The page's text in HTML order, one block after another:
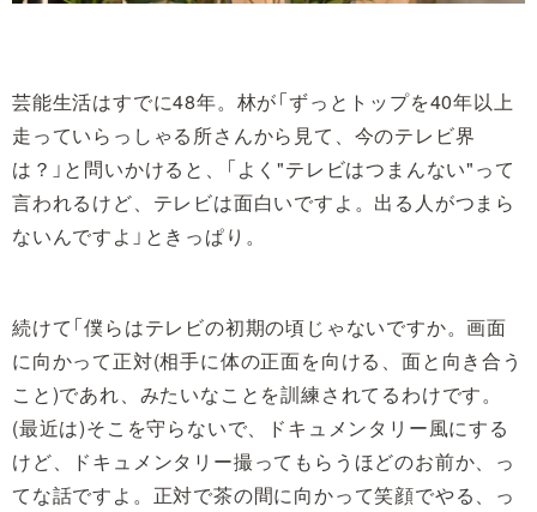
芸能生活はすでに48年。林が「ずっとトップを40年以上
走っていらっしゃる所さんから見て、今のテレビ界
は？」と問いかけると、「よく"テレビはつまんない"って
言われるけど、テレビは面白いですよ。出る人がつまら
ないんですよ」ときっぱり。
続けて「僕らはテレビの初期の頃じゃないですか。画面
に向かって正対(相手に体の正面を向ける、面と向き合う
こと)であれ、みたいなことを訓練されてるわけです。
(最近は)そこを守らないで、ドキュメンタリー風にする
けど、ドキュメンタリー撮ってもらうほどのお前か、っ
てな話ですよ。正対で茶の間に向かって笑顔でやる、っ